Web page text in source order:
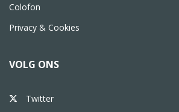
Colofon
Privacy & Cookies
VOLG ONS
Twitter